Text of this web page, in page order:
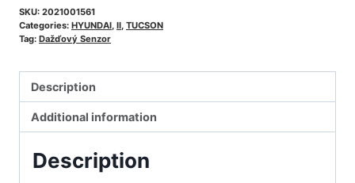
SKU: 2021001561
Categories: HYUNDAI II TUCSON
Tag: Dažďový Senzor
Description
Additional information
Description